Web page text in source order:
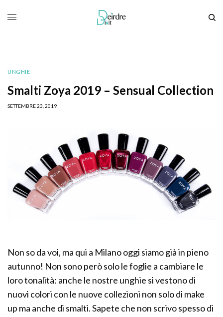
UNGHIE
Smalti Zoya 2019 – Sensual Collection
SETTEMBRE 23, 2019
Non so da voi, ma qui a Milano oggi siamo già in pieno
autunno! Non sono però solo le foglie a cambiare le
loro tonalità: anche le nostre unghie si vestono di
nuovi colori con le nuove collezioni non solo di make
up ma anche di smalti. Sapete che non scrivo spesso di